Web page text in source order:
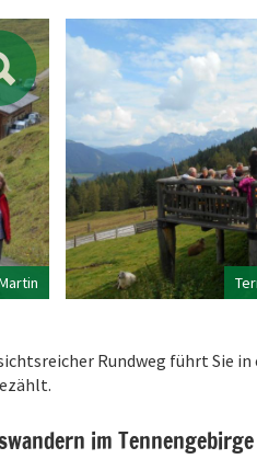
Rundweg führt Sie in
im Tennengebirge